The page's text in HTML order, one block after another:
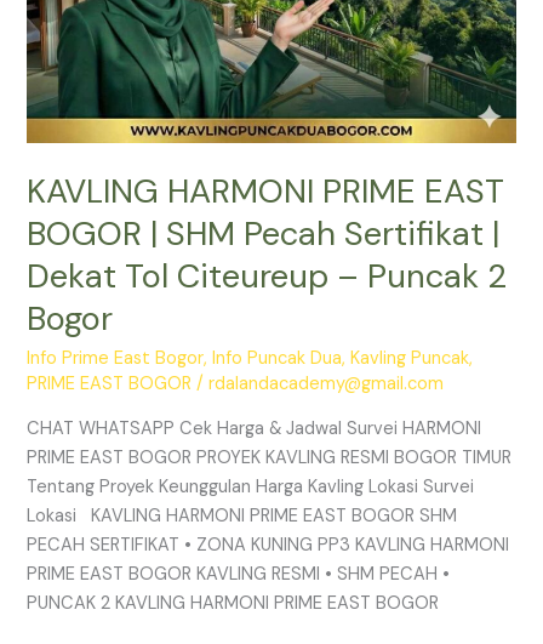
KAVLING HARMONI PRIME EAST
BOGOR | SHM Pecah Sertifikat |
Dekat Tol Citeureup – Puncak 2
Bogor
Info Prime East Bogor,Info Puncak Dua,Kavling Puncak,
PRIME EAST BOGOR /rdalandacademy@gmail.com
CHAT WHATSAPP Cek Harga & Jadwal Survei HARMONI
PRIME EAST BOGOR PROYEK KAVLING RESMI BOGOR TIMUR
Tentang Proyek Keunggulan Harga Kavling Lokasi Survei
Lokasi KAVLING HARMONI PRIME EAST BOGOR SHM
PECAH SERTIFIKAT • ZONA KUNING PP3 KAVLING HARMONI
PRIME EAST BOGOR KAVLING RESMI • SHM PECAH •
PUNCAK 2 KAVLING HARMONI PRIME EAST BOGOR
Citeureup
–
Puncak
2